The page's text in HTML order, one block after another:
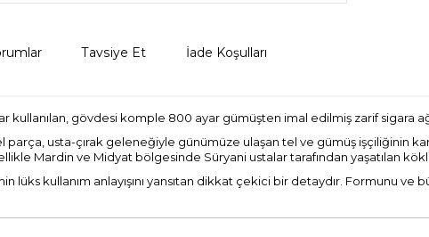
Tavsiye Et İade Koşulları
gövdesi komple 800 ayar gümüşten imal edilmiş zarif sigara
parça, usta-çırak geleneğiyle günümüze ulaşan tel ve gümüş işçiliğinin
Mardin ve Midyat bölgesinde Süryani ustalar tarafından yaşatılan
kullanım anlayışını yansıtan dikkat çekici bir detaydır. Formunu